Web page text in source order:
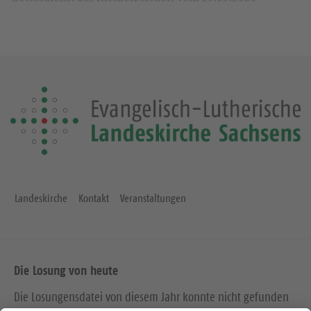
in der Datenschutzerklärung des Anbieters unter:
https://www.google.de/intl/de/policies/privacy/
Landeskirche Kontakt Veranstaltungen
Die Losung von heute
Die Losungensdatei von diesem Jahr konnte nicht gefunden